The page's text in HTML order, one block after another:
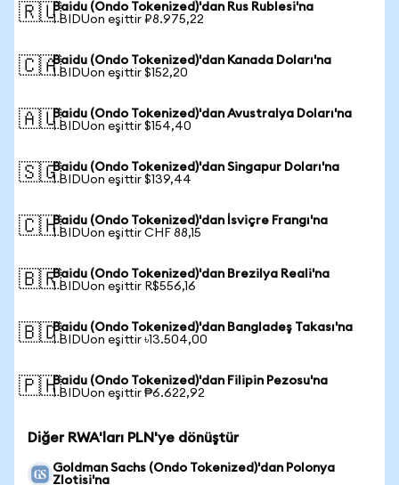
🇷🇺Baidu (Ondo Tokenized)'dan Rus Rublesi'na
1 BIDUon eşittir ₽8.975,22
🇨🇦Baidu (Ondo Tokenized)'dan Kanada Doları'na
1 BIDUon eşittir $152,20
🇦🇺Baidu (Ondo Tokenized)'dan Avustralya Doları'na
1 BIDUon eşittir $154,40
🇸🇬Baidu (Ondo Tokenized)'dan Singapur Doları'na
1 BIDUon eşittir $139,44
🇨🇭Baidu (Ondo Tokenized)'dan İsviçre Frangı'na
1 BIDUon eşittir CHF 88,15
🇧🇷Baidu (Ondo Tokenized)'dan Brezilya Reali'na
1 BIDUon eşittir R$556,16
🇧🇩Baidu (Ondo Tokenized)'dan Bangladeş Takası'na
1 BIDUon eşittir ৳13.504,00
🇵🇭Baidu (Ondo Tokenized)'dan Filipin Pezosu'na
1 BIDUon eşittir ₱6.622,92
Diğer RWA'ları PLN'ye dönüştür
Goldman Sachs (Ondo Tokenized)'dan Polonya
Zlotisi'na